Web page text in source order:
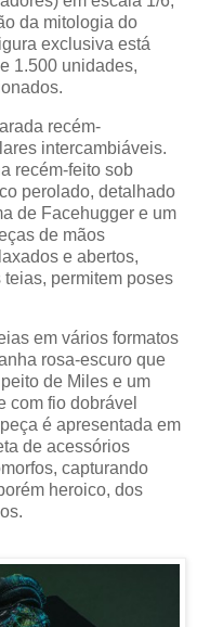
da mitologia do
exclusiva está
1.500 unidades,
recém-
intercambiáveis.
recém-feito sob
perolado, detalhado
de Facehugger e um
de mãos
e abertos,
permitem poses
em vários formatos
rosa-escuro que
de Miles e um
com fio dobrável
é apresentada em
de acessórios
capturando
heroico, dos